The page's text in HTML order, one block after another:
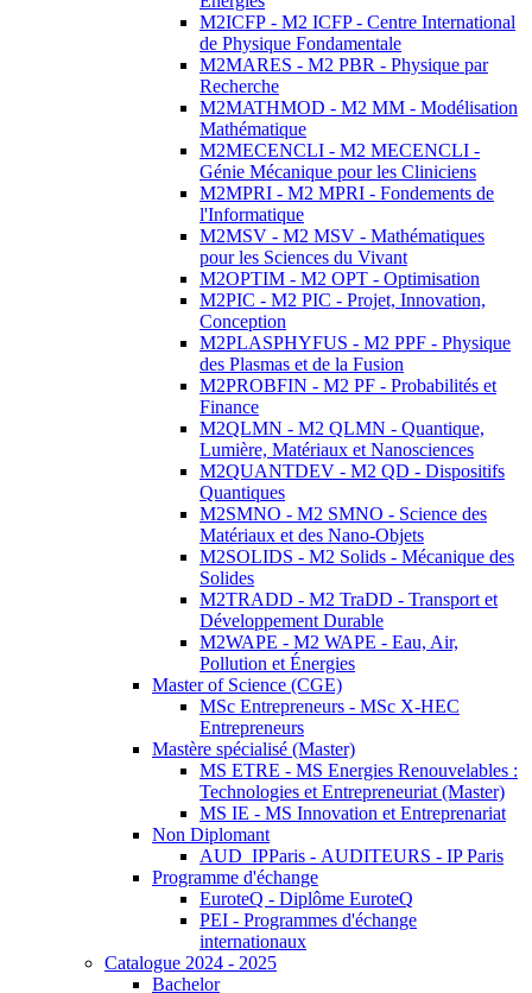
M2ICFP - M2 ICFP - Centre International
de Physique Fondamentale
M2MARES - M2 PBR - Physique par
Recherche
M2MATHMOD - M2 MM - Modélisation
Mathématique
M2MECENCLI - M2 MECENCLI -
Génie Mécanique pour les Cliniciens
M2MPRI - M2 MPRI - Fondements de
l'Informatique
M2MSV - M2 MSV - Mathématiques
pour les Sciences du Vivant
M2OPTIM - M2 OPT - Optimisation
M2PIC - M2 PIC - Projet, Innovation,
Conception
M2PLASPHYFUS - M2 PPF - Physique
des Plasmas et de la Fusion
M2PROBFIN - M2 PF - Probabilités et
Finance
M2QLMN - M2 QLMN - Quantique,
Lumière, Matériaux et Nanosciences
M2QUANTDEV - M2 QD - Dispositifs
Quantiques
M2SMNO - M2 SMNO - Science des
Matériaux et des Nano-Objets
M2SOLIDS - M2 Solids - Mécanique des
Solides
M2TRADD - M2 TraDD - Transport et
Développement Durable
M2WAPE - M2 WAPE - Eau, Air,
Pollution et Énergies
Master of Science (CGE)
MSc Entrepreneurs - MSc X-HEC
Entrepreneurs
Mastère spécialisé (Master)
MS ETRE - MS Energies Renouvelables :
Technologies et Entrepreneuriat (Master)
MS IE - MS Innovation et Entreprenariat
Non Diplomant
AUD_IPParis - AUDITEURS - IP Paris
Programme d'échange
EuroteQ - Diplôme EuroteQ
PEI - Programmes d'échange
internationaux
Catalogue 2024 - 2025
Bachelor